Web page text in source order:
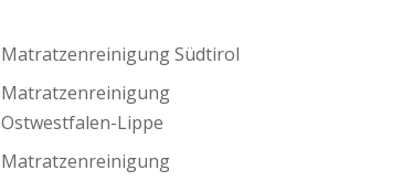
Matratzenreinigung Südtirol
Matratzenreinigung
Ostwestfalen-Lippe
Matratzenreinigung